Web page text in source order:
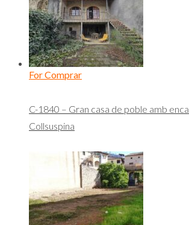
For Comprar
C-1840 – Gran casa de poble amb
Collsuspina